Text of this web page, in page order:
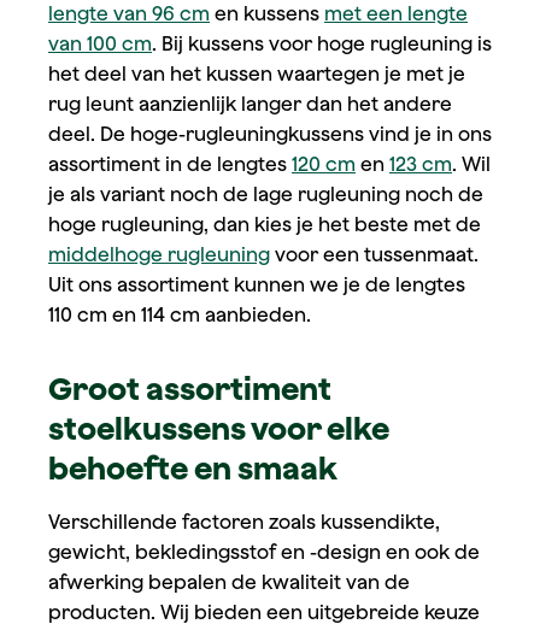
lengte van 96 cm en kussens met een lengte
van 100 cm. Bij kussens voor hoge rugleuning is
het deel van het kussen waartegen je met je
rug leunt aanzienlijk langer dan het andere
deel. De hoge-rugleuningkussens vind je in ons
assortiment in de lengtes 120 cm en 123 cm. Wil
je als variant noch de lage rugleuning noch de
hoge rugleuning, dan kies je het beste met de
middelhoge rugleuning voor een tussenmaat.
Uit ons assortiment kunnen we je de lengtes
110 cm en 114 cm aanbieden.
Groot assortiment
stoelkussens voor elke
behoefte en smaak
Verschillende factoren zoals kussendikte,
gewicht, bekledingsstof en -design en ook de
afwerking bepalen de kwaliteit van de
producten. Wij bieden een uitgebreide keuze